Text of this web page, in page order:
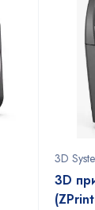
3D
3D